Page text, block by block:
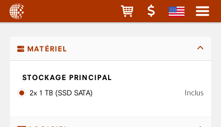
MATÉRIEL
STOCKAGE PRINCIPAL
2x 1 TB (SSD SATA)
Inclus